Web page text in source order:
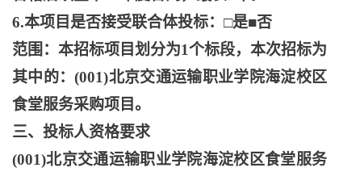
6.本项目是否接受联合体投标：□是■否
范围：本招标项目划分为1个标段，本次招标为
其中的：(001)北京交通运输职业学院海淀校区
食堂服务采购项目。
三、投标人资格要求
(001)北京交通运输职业学院海淀校区食堂服务